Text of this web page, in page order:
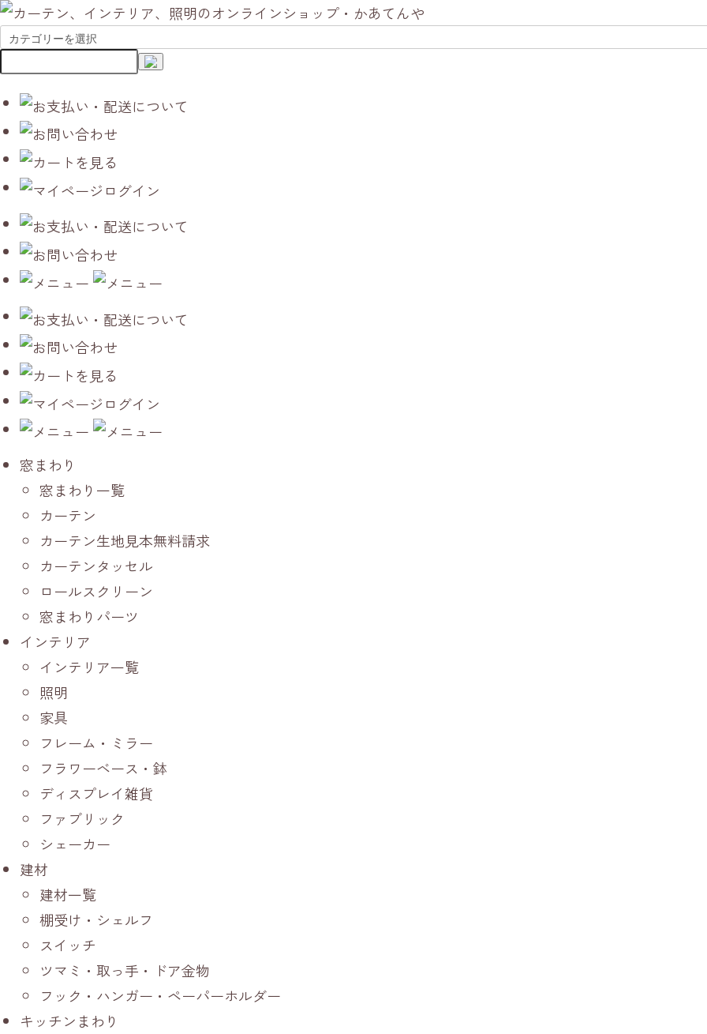
窓まわり
窓まわり一覧
カーテン
カーテン生地見本無料請求
カーテンタッセル
ロールスクリーン
窓まわりパーツ
インテリア
インテリア一覧
照明
家具
フレーム・ミラー
フラワーベース・鉢
ディスプレイ雑貨
ファブリック
シェーカー
建材
建材一覧
棚受け・シェルフ
スイッチ
ツマミ・取っ手・ドア金物
フック・ハンガー・ペーパーホルダー
キッチンまわり